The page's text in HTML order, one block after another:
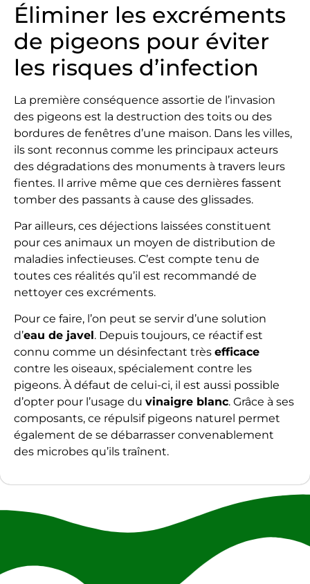
Éliminer les excréments
de pigeons pour éviter
les risques d’infection
La première conséquence assortie de l’invasion
des pigeons est la destruction des toits ou des
bordures de fenêtres d’une maison. Dans les villes,
ils sont reconnus comme les principaux acteurs
des dégradations des monuments à travers leurs
fientes. Il arrive même que ces dernières fassent
tomber des passants à cause des glissades.
Par ailleurs, ces déjections laissées constituent
pour ces animaux un moyen de distribution de
maladies infectieuses. C’est compte tenu de
toutes ces réalités qu’il est recommandé de
nettoyer ces excréments.
Pour ce faire, l’on peut se servir d’une solution
d’eau de javel. Depuis toujours, ce réactif est
connu comme un désinfectant très efficace
contre les oiseaux, spécialement contre les
pigeons. À défaut de celui-ci, il est aussi possible
d’opter pour l’usage du vinaigre blanc. Grâce à ses
composants, ce répulsif pigeons naturel permet
également de se débarrasser convenablement
des microbes qu’ils traînent.